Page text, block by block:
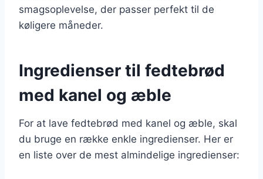
smagsoplevelse, der passer perfekt til de
køligere måneder.
Ingredienser til fedtebrød
med kanel og æble
For at lave fedtebrød med kanel og æble, skal
du bruge en række enkle ingredienser. Her er
en liste over de mest almindelige ingredienser: